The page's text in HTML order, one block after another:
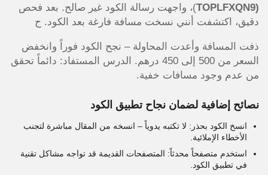
(TOPLFXQN9
)، واجهت رسالة الكود غير صالح. بعد فحص
دقيق، اكتشفت أنني نسخت مسافة فارغة بعد الكود. ح
ذفت المسافة وأعدت المحاولة – نجح الكود فوراً وانخفض
السعر من 500 إلى 450 درهم. الدرس المستفاد: دائماً تحقق
من عدم وجود مسافات خفية.
نصائح إضافية لضمان نجاح تطبيق الكود
انسخ الكود بحذر: لا تكتبه يدوياً – انسخه من المقال مباشرة لتجنب
الأخطاء الإملائية.
استخدم متصفحاً محدثاً: المتصفحات القديمة قد تواجه مشاكل تقنية
في تطبيق الكود.